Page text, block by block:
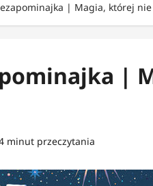
| Magia, której
|
minut przeczytania